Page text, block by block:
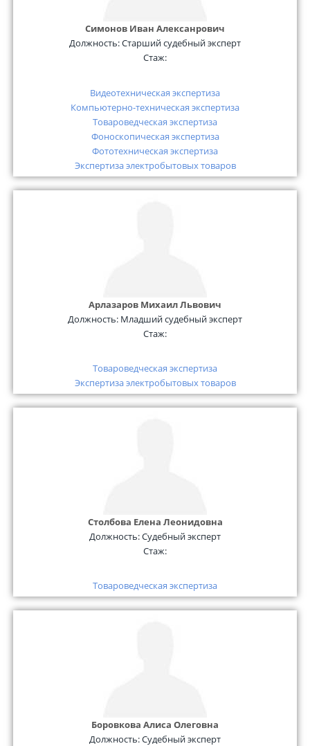
Симонов Иван Алексанрович
Должность:Старший судебный эксперт
Стаж:
Видеотехническая экспертиза
Компьютерно-техническая экспертиза
Товароведческая экспертиза
Фоноскопическая экспертиза
Фототехническая экспертиза
Экспертиза электробытовых товаров
Арлазаров Михаил Львович
Должность: Младший судебный эксперт
Стаж:
Товароведческая экспертиза
Экспертиза электробытовых товаров
Столбова Елена Леонидовна
Должность:Судебный эксперт
Стаж:
Товароведческая экспертиза
Боровкова Алиса Олеговна
Должность:Судебный эксперт